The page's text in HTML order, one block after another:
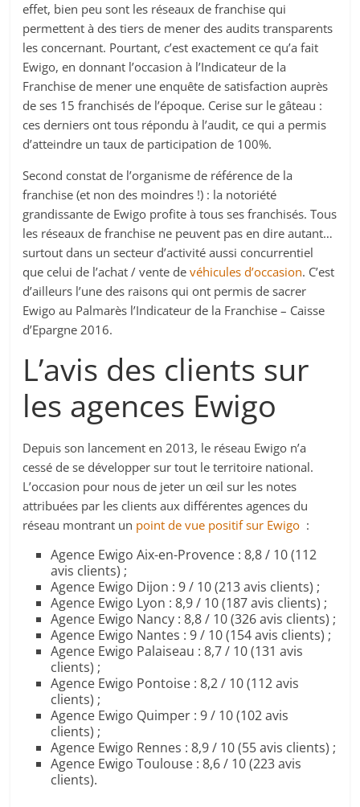
effet, bien peu sont les réseaux de franchise qui
permettent à des tiers de mener des audits transparents
les concernant. Pourtant, c’est exactement ce qu’a fait
Ewigo, en donnant l’occasion à l’Indicateur de la
Franchise de mener une enquête de satisfaction auprès
de ses 15 franchisés de l’époque. Cerise sur le gâteau :
ces derniers ont tous répondu à l’audit, ce qui a permis
d’atteindre un taux de participation de 100%.
Second constat de l’organisme de référence de la
franchise (et non des moindres !) : la notoriété
grandissante de Ewigo profite à tous ses franchisés. Tous
les réseaux de franchise ne peuvent pas en dire autant…
surtout dans un secteur d’activité aussi concurrentiel
que celui de l’achat / vente devéhicules d’occasion. C’est
d’ailleurs l’une des raisons qui ont permis de sacrer
Ewigo au Palmarès l’Indicateur de la Franchise – Caisse
d’Epargne 2016.
L’avis des clients sur
les agences Ewigo
Depuis son lancement en 2013, le réseau Ewigo n’a
cessé de se développer sur tout le territoire national.
L’occasion pour nous de jeter un œil sur les notes
attribuées par les clients aux différentes agences du
réseau montrant un point de vue positif sur Ewigo :
Agence Ewigo Aix-en-Provence : 8,8 / 10 (112
avis clients) ;
Agence Ewigo Dijon : 9 / 10 (213 avis clients) ;
Agence Ewigo Lyon : 8,9 / 10 (187 avis clients) ;
Agence Ewigo Nancy : 8,8 / 10 (326 avis clients) ;
Agence Ewigo Nantes : 9 / 10 (154 avis clients) ;
Agence Ewigo Palaiseau : 8,7 / 10 (131 avis
clients) ;
Agence Ewigo Pontoise : 8,2 / 10 (112 avis
clients) ;
Agence Ewigo Quimper : 9 / 10 (102 avis
clients) ;
Agence Ewigo Rennes : 8,9 / 10 (55 avis clients) ;
Agence Ewigo Toulouse : 8,6 / 10 (223 avis
clients).